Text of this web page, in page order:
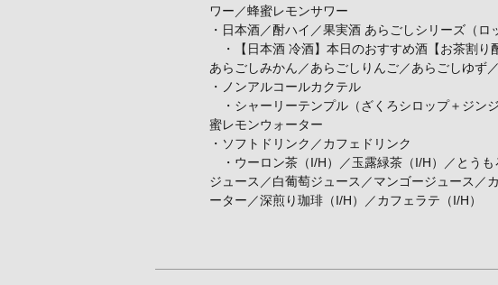
ワー／蜂蜜レモンサワー
・日本酒／酎ハイ／果実酒 あらごしシリーズ（ロ
・【日本酒 冷酒】本日のおすすめ酒【お茶割り
あらごしみかん／あらごしりんご／あらごしゆず
・ノンアルコールカクテル
・シャーリーテンプル（ざくろシロップ＋ジン
蜜レモンウォーター
・ソフトドリンク／カフェドリンク
・ウーロン茶（I/H）／玉露緑茶（I/H）／とう
ジュース／白葡萄ジュース／マンゴージュース／
ーター／深煎り珈琲（I/H）／カフェラテ（I/H）